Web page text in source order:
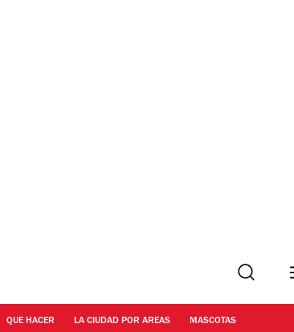
Buscar
QUE HACER LA CIUDAD POR AREAS MASCOTAS